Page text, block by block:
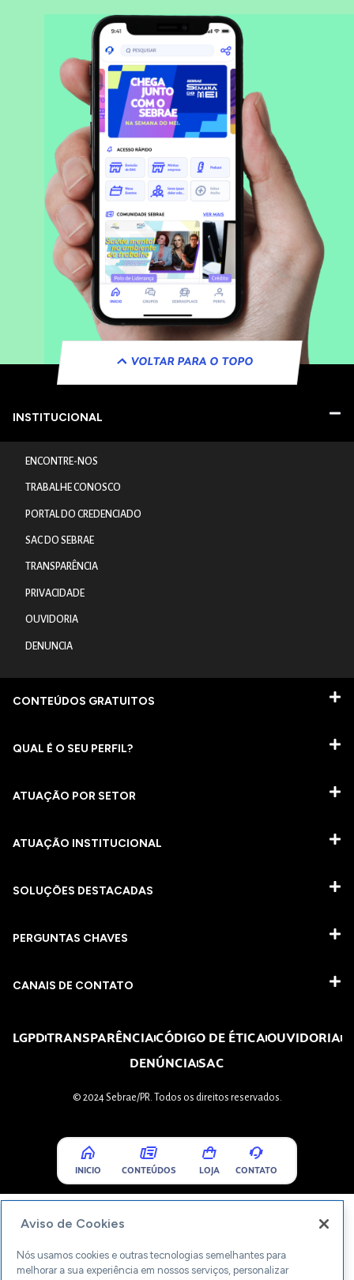
VOLTAR PARA O TOPO
INSTITUCIONAL
ENCONTRE-NOS
TRABALHE CONOSCO
PORTAL DO CREDENCIADO
SAC DO SEBRAE
TRANSPARÊNCIA
PRIVACIDADE
OUVIDORIA
DENUNCIA
CONTEÚDOS GRATUITOS
QUAL É O SEU PERFIL?
ATUAÇÃO POR SETOR
ATUAÇÃO INSTITUCIONAL
SOLUÇÕES DESTACADAS
PERGUNTAS CHAVES​
CANAIS DE CONTATO
LGPDTRANSPARÊNCIACÓDIGO DE ÉTICAOUVIDORIA
DENÚNCIASAC
© 2024 Sebrae/PR. Todos os direitos reservados.
INICIO CONTEÚDOS LOJA CONTATO
Aviso de Cookies
Nós usamos cookies e outras tecnologias semelhantes para
melhorar a sua experiência em nossos serviços, personalizar